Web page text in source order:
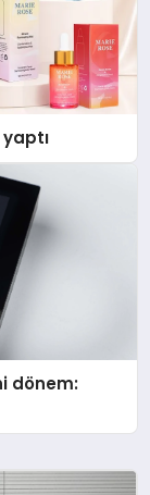
dönem: